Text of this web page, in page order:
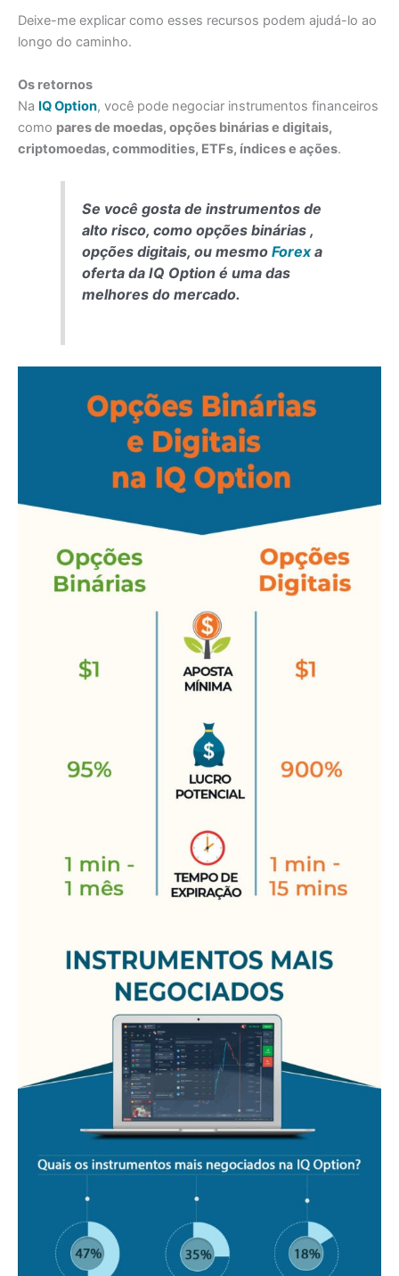
Deixe-me explicar como esses recursos podem ajudá-lo ao
longo do caminho.
Os retornos
Na IQ Option, você pode negociar instrumentos financeiros
como pares de moedas, opções binárias e digitais,
criptomoedas, commodities, ETFs, índices e ações.
Se você gosta de instrumentos de
alto risco, como opções binárias ,
opções digitais, ou mesmoForexa
oferta da IQ Option é uma das
melhores do mercado.